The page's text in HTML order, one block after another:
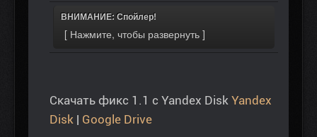
ВНИМАНИЕ: Спойлер!
Скачать фикс 1.1 с Yandex Disk Yandex
Disk | Google Drive